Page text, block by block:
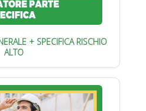
+ SPECIFICA RISCHIO
ALTO